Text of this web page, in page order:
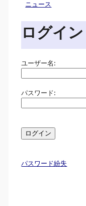
ニュース
ログイン
ユーザー名:
パスワード:
パスワード紛失